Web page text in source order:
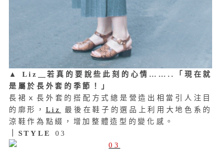
▲ Liz＿若真的要說些此刻的心情……..「現在就
是屬於長外套的季節！」
長裙ｘ長外套的搭配方式總是營造出相當引人注目
的廓形， Liz
最後在鞋子的選品上利用大地色系的
涼鞋作為點綴，增加整體造型的變化感。
｜STYLE 03